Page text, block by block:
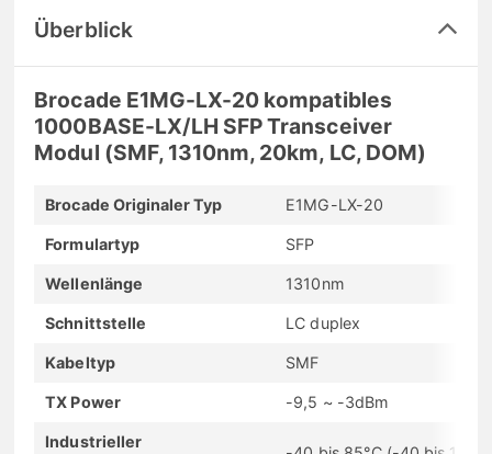
Überblick
Brocade E1MG-LX-20 kompatibles
1000BASE-LX/LH SFP Transceiver
Modul (SMF, 1310nm, 20km, LC, DOM)
Brocade Originaler Typ E1MG-LX-20
Formulartyp SFP
Wellenlänge 1310nm
Schnittstelle LC duplex
Kabeltyp SMF
TX Power -9,5 ~ -3dBm
Industrieller